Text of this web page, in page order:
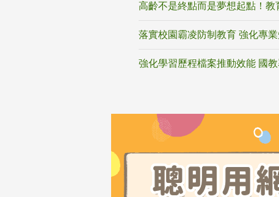
高齡不是終點而是夢想起點！
落實校園霸凌防制教育 強化專
強化學習歷程檔案推動效能 國